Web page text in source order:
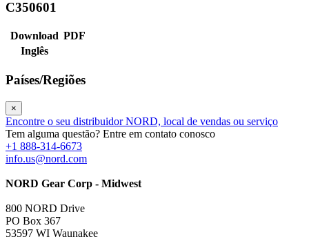
C350601
Download PDF
Inglês
Países/Regiões
×
Encontre o seu distribuidor NORD, local de vendas ou serviço
Tem alguma questão? Entre em contato conosco
+1 888-314-6673
info.us@nord.com
NORD Gear Corp - Midwest
800 NORD Drive
PO Box 367
53597 WI Waunakee